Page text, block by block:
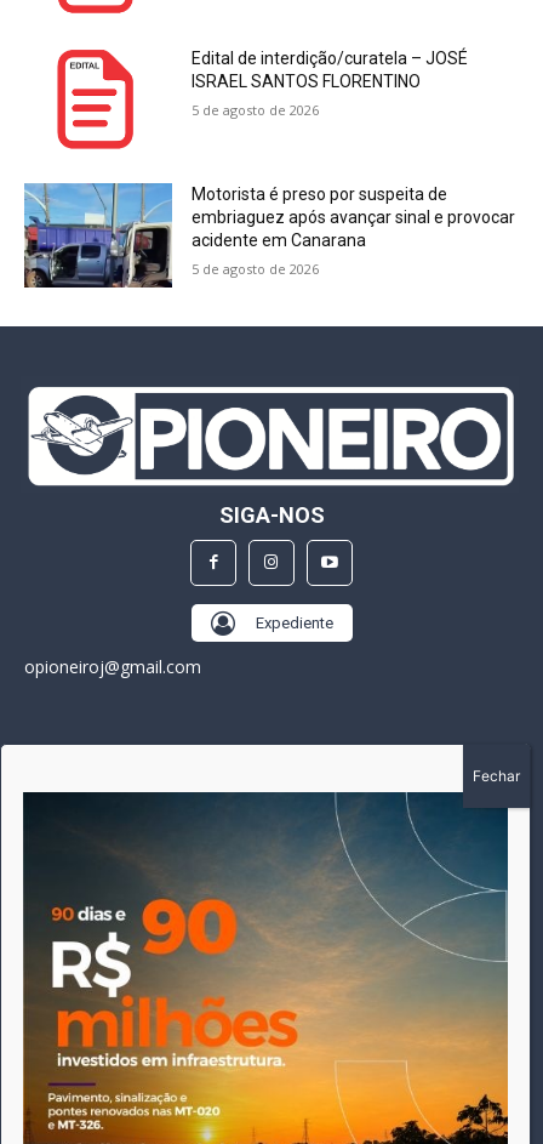
Edital de interdição/curatela – JOSÉ
ISRAEL SANTOS FLORENTINO
5 de agosto de 2026
Motorista é preso por suspeita de
embriaguez após avançar sinal e provocar
acidente em Canarana
5 de agosto de 2026
SIGA-NOS
Expediente
opioneiroj@gmail.com
A história do Pioneiro inicia em fevereiro de 2005 em
Canarana - MT, na época, como um jornal impresso semanal,
que chegou a possuir mil assinantes. Durante 15 anos, foram
publicadas 691 edições que narraram os acontecimentos
políticos, policiais e cotidianos de Canarana e região. Fiel a sua
origem, pautado sempre pela busca incessante da
imparcialidade, faz jus a sua logo, com o característico "avião
da praça" de Canarana, sendo o símbolo do
comprometimento deste veículo de comunicação com o
relato dos fatos neste município. Em 06 de dezembro de 2019
circulou a última edição impressa do jornal, que desde então
tem veiculação exclusivamente online.